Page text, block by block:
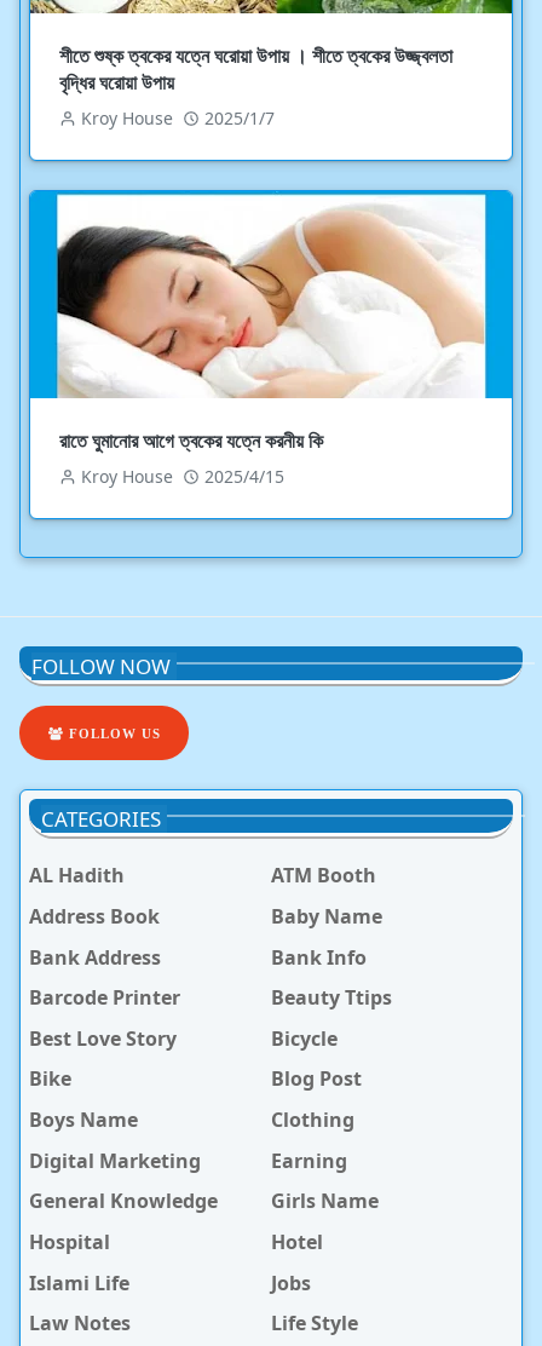
শীতে শুষ্ক ত্বকের যত্নে ঘরোয়া উপায় । শীতে ত্বকের উজ্জ্বলতা
বৃদ্ধির ঘরোয়া উপায়
Kroy House 2025/1/7
রাতে ঘুমানোর আগে ত্বকের যত্নে করনীয় কি
Kroy House 2025/4/15
FOLLOW NOW
FOLLOW US
CATEGORIES
AL Hadith
ATM Booth
Address Book
Baby Name
Bank Address
Bank Info
Barcode Printer
Beauty Ttips
Best Love Story
Bicycle
Bike
Blog Post
Boys Name
Clothing
Digital Marketing
Earning
General Knowledge
Girls Name
Hospital
Hotel
Islami Life
Jobs
Law Notes
Life Style